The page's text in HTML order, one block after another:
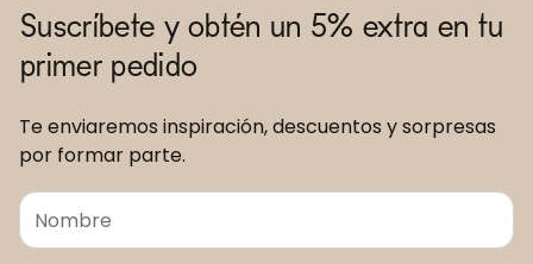
Suscríbete y obtén un 5% extra en tu
primer pedido
Te enviaremos inspiración, descuentos y sorpresas
por formar parte.